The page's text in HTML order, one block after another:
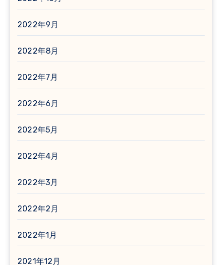
2022年9月
2022年8月
2022年7月
2022年6月
2022年5月
2022年4月
2022年3月
2022年2月
2022年1月
2021年12月